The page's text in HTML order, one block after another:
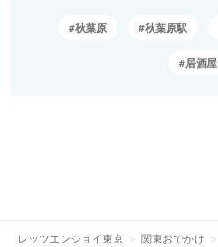
秋葉原 秋葉原駅
居酒屋
レッツエンジョイ東京 関東おでかけ